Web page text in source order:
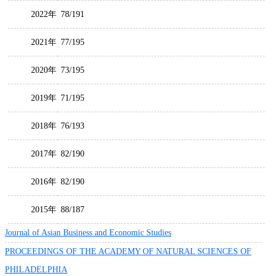
2022年 78/191
2021年 77/195
2020年 73/195
2019年 71/195
2018年 76/193
2017年 82/190
2016年 82/190
2015年 88/187
Journal of Asian Business and Economic Studies
PROCEEDINGS OF THE ACADEMY OF NATURAL SCIENCES OF
PHILADELPHIA